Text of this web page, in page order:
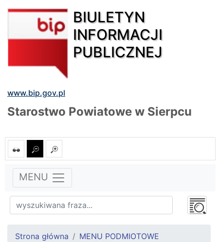
BIULETYN
INFORMACJI
PUBLICZNEJ
www.bip.gov.pl
Starostwo Powiatowe w Sierpcu
MENU
Strona główna
MENU PODMIOTOWE